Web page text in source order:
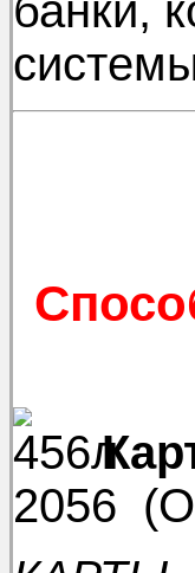
банки,
2056